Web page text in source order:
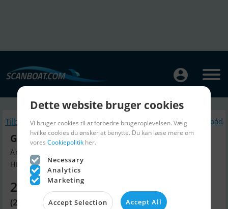
Tilbage Lignende Motorbåd
Guy Couach 185
Årgang 2000, Motorbåd til salg
HR, Kroatien
2.202.210 DKK
(295.000 EUR)
Dette website bruger cookies
Vi bruger cookies til at forbedre brugeroplevelsen. Vælg
hvilke cookies du ønsker at benytte. Du kan læse mere om
vores Cookiepolitik her.
Necessary
Analytics
Marketing
Accept Selection Accept All